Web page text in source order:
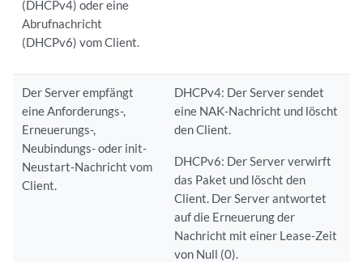
(DHCPv4) oder eine
Abrufnachricht
(DHCPv6) vom Client.
Der Server empfängt
eine Anforderungs-,
Erneuerungs-,
Neubindungs- oder init-
Neustart-Nachricht vom
Client.
DHCPv4: Der Server sendet
eine NAK-Nachricht und löscht
den Client.
DHCPv6: Der Server verwirft
das Paket und löscht den
Client. Der Server antwortet
auf die Erneuerung der
Nachricht mit einer Lease-Zeit
von Null (0).